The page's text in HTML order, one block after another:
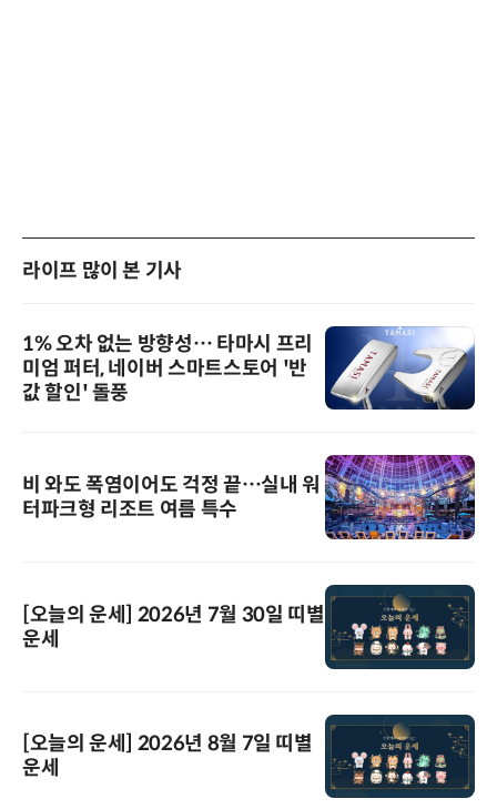
라이프 많이 본 기사
1% 오차 없는 방향성… 타마시 프리
미엄 퍼터, 네이버 스마트스토어 '반
값 할인' 돌풍
비 와도 폭염이어도 걱정 끝…실내 워
터파크형 리조트 여름 특수
[오늘의 운세] 2026년 7월 30일 띠별
운세
[오늘의 운세] 2026년 8월 7일 띠별
운세